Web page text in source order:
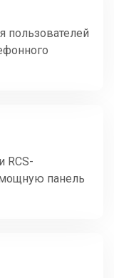
пользователей
RCS-
панель